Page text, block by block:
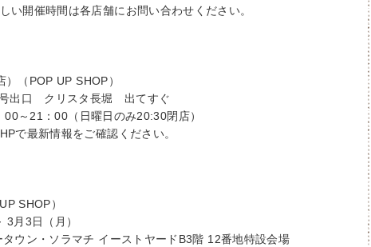
い開催時間は各店舗にお問い合わせください。
（POP UP SHOP）
出口 クリスタ長堀 出てすぐ
～21：00（日曜日のみ20:30閉店）
で最新情報をご確認ください。
SHOP）
月3日（月）
ウン・ソラマチ イーストヤードB3階 12番地特設会場